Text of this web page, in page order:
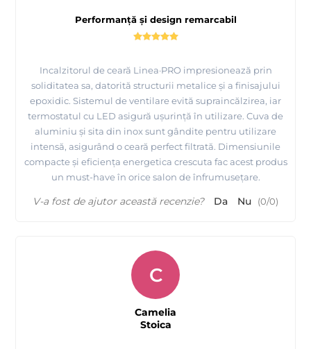
Performanță și design remarcabil
Incalzitorul de ceară Linea·PRO impresionează prin
soliditatea sa, datorită structurii metalice și a finisajului
epoxidic. Sistemul de ventilare evită supraincălzirea, iar
termostatul cu LED asigură ușurință în utilizare. Cuva de
aluminiu și sita din inox sunt gândite pentru utilizare
intensă, asigurând o ceară perfect filtrată. Dimensiunile
compacte și eficiența energetica crescuta fac acest produs
un must-have în orice salon de înfrumusețare.
V-a fost de ajutor această recenzie? Da Nu (0/0)
C
Camelia
Stoica